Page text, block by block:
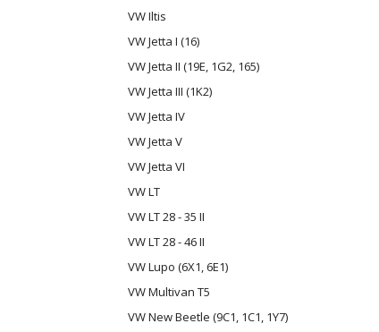
VW Iltis
VW Jetta I (16)
VW Jetta II (19E, 1G2, 165)
VW Jetta III (1K2)
VW Jetta IV
VW Jetta V
VW Jetta VI
VW LT
VW LT 28 - 35 II
VW LT 28 - 46 II
VW Lupo (6X1, 6E1)
VW Multivan T5
VW New Beetle (9C1, 1C1, 1Y7)